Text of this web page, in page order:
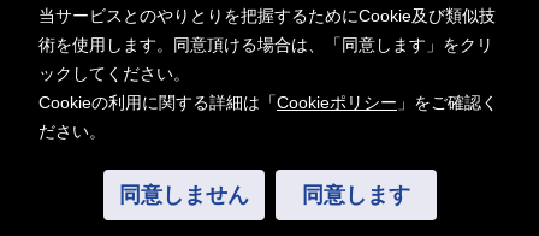
当サービスとのやりとりを把握するためにCookie及び類似技
術を使用します。同意頂ける場合は、「同意します」をクリ
ックしてください。
Cookieの利用に関する詳細は「Cookieポリシー 」をご確認く
ださい。
同意しません 同意します
Copyright ©2026 AITECH Solution Co.,Ltd.